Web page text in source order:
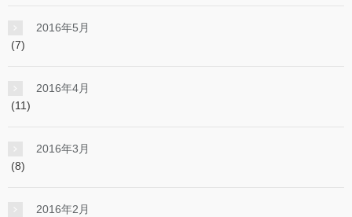
2016年5月
(7)
2016年4月
(11)
2016年3月
(8)
2016年2月